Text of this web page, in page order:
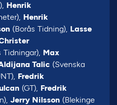
Henrik
Henrik
(Borås Tidning), Lasse
Tidningar), Max
Talic (Svenska
Fredrik
(GT), Fredrik
Jerry Nilsson (Blekinge